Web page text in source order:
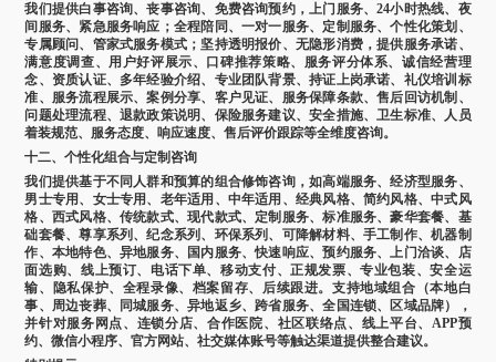
我们提供白事咨询、丧事咨询、免费咨询预约，上门服务、24小时热线、夜
间服务、紧急服务响应；全程陪同、一对一服务、定制服务、个性化策划、
专属顾问、管家式服务模式；坚持透明报价、无隐形消费，提供服务承诺、
满意度调查、用户好评展示、口碑推荐策略、服务评分体系、诚信经营理
念、资质认证、多年经验介绍、专业团队背景、持证上岗承诺、礼仪培训标
准、服务流程展示、案例分享、客户见证、服务保障条款、售后回访机制、
问题处理流程、退款政策说明、保险服务建议、安全措施、卫生标准、人员
着装规范、服务态度、响应速度、售后评价跟踪等全维度咨询。
十二、个性化组合与定制咨询
我们提供基于不同人群和预算的组合修饰咨询，如高端服务、经济型服务、
男士专用、女士专用、老年适用、中年适用、经典风格、简约风格、中式风
格、西式风格、传统款式、现代款式、定制服务、标准服务、豪华套餐、基
础套餐、尊享系列、纪念系列、环保系列、可降解材料、手工制作、机器制
作、本地特色、异地服务、国内服务、快速响应、预约服务、上门洽谈、店
面选购、线上预订、电话下单、移动支付、正规发票、专业包装、安全运
输、隐私保护、全程录像、档案留存、后续跟进。支持地域组合（本地白
事、周边丧葬、同城服务、异地返乡、跨省服务、全国连锁、区域品牌），
并针对服务网点、连锁分店、合作医院、社区联络点、线上平台、APP预
约、微信小程序、官方网站、社交媒体账号等触达渠道提供整合建议。